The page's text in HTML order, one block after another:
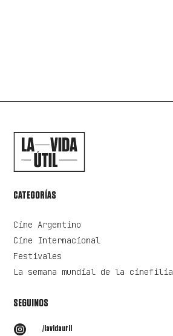
CATEGORÍAS
Cine Argentino
Cine Internacional
Festivales
La semana mundial de la cinefilia
SEGUINOS
 /lavidautil